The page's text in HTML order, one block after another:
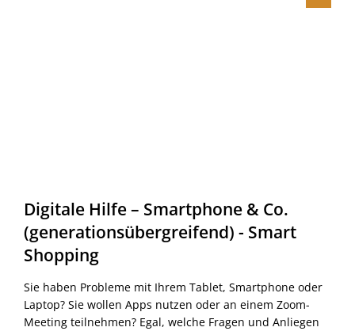
Digitale Hilfe – Smartphone & Co.
(generationsübergreifend) - Smart
Shopping
Sie haben Probleme mit Ihrem Tablet, Smartphone oder
Laptop? Sie wollen Apps nutzen oder an einem Zoom-
Meeting teilnehmen? Egal, welche Fragen und Anliegen